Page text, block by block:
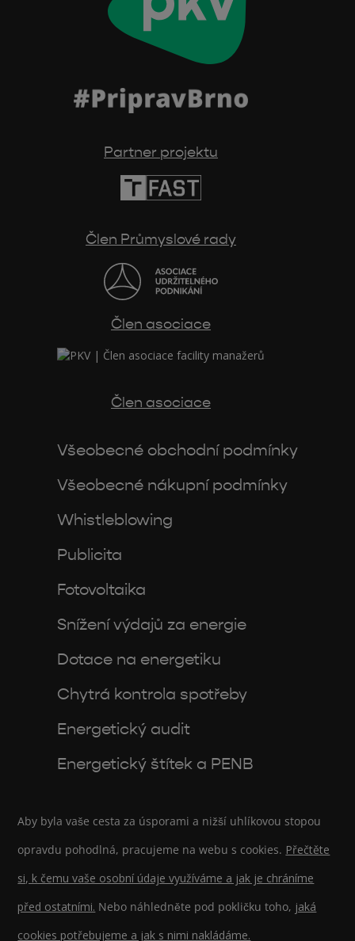
Partner projektu
Člen Průmyslové rady
Člen asociace
Člen asociace
Všeobecné obchodní podmínky
Všeobecné nákupní podmínky
Whistleblowing
Publicita
Fotovoltaika
Snížení výdajů za energie
Dotace na energetiku
Chytrá kontrola spotřeby
Energetický audit
Energetický štítek a PENB
Aby byla vaše cesta za úsporami a nižší uhlíkovou stopou
opravdu pohodlná, pracujeme na webu s cookies. Přečtěte
si, k čemu vaše osobní údaje využíváme a jak je chráníme
před ostatními. Nebo náhledněte pod pokličku toho, jaká
cookies potřebujeme a jak s nimi nakládáme.